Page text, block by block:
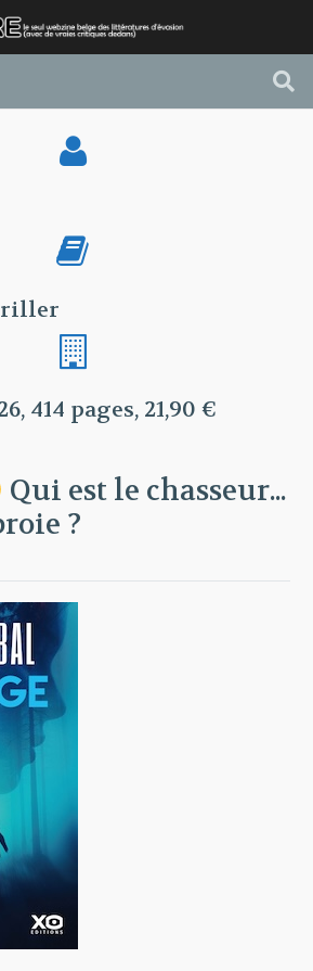
414 pages, 21,90 €
Qui est le chasseur...
?